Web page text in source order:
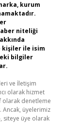
kurum
niteliği
kişiler ile isim
bilgiler
ve İletişim
olarak hizmet
olarak denetleme
Ancak, üyelerimiz
siteye üye olarak